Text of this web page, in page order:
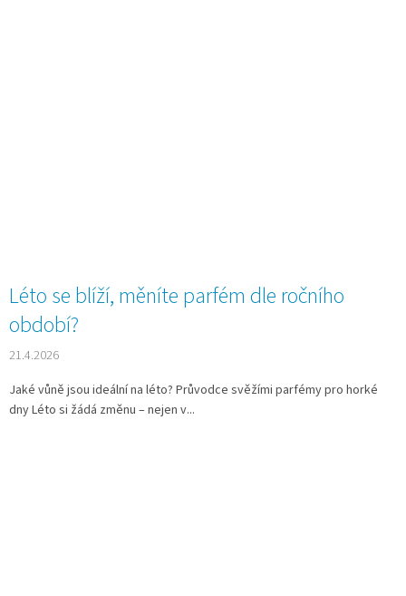
Léto se blíží, měníte parfém dle ročního
období?
21.4.2026
Jaké vůně jsou ideální na léto? Průvodce svěžími parfémy pro horké
dny Léto si žádá změnu – nejen v...